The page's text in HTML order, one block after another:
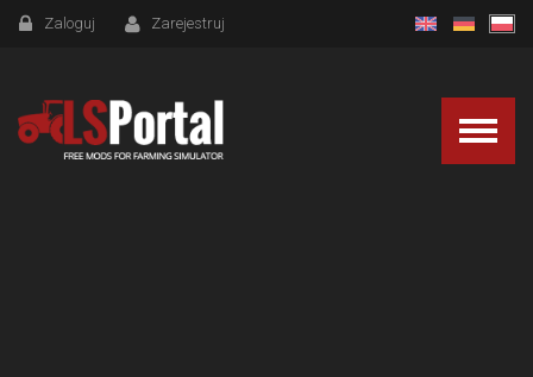
Zaloguj Zarejestruj